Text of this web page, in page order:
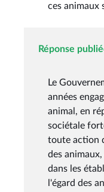
ces animaux
Réponse
Le
années
animal, en
sociétale
toute action
des
dans les
l'égard des